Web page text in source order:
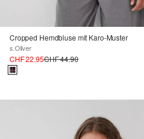
Cropped Hemdbluse mit Karo-Muster
s.Oliver
CHF 22.95CHF 44.90